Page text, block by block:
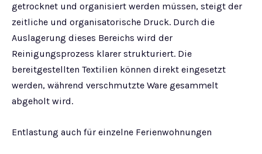
getrocknet und organisiert werden müssen, steigt der
zeitliche und organisatorische Druck. Durch die
Auslagerung dieses Bereichs wird der
Reinigungsprozess klarer strukturiert. Die
bereitgestellten Textilien können direkt eingesetzt
werden, während verschmutzte Ware gesammelt
abgeholt wird.
Entlastung auch für einzelne Ferienwohnungen